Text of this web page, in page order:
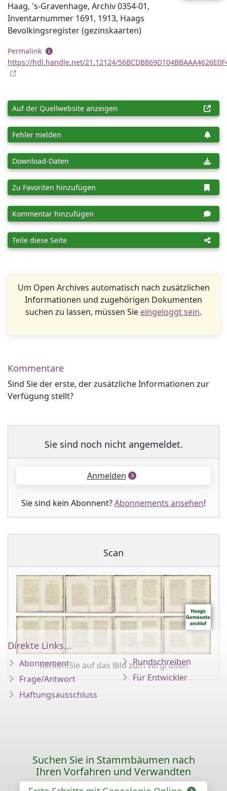
Haag, 's-Gravenhage, Archiv 0354-01,
Inventar­nummer 1691, 1913, Haags
Bevolkingsregister (gezinskaarten)
Permalink
https://hdl.handle.net/21.12124/
Auf der Quellwebsite anzeigen
Fehler melden
Download-Daten
Zu Favoriten hinzufügen
Kommentar hinzufügen
Teile diese Seite
Um Open Archives automatisch nach zusätzlichen
Informationen und zugehörigen Dokumenten
suchen zu lassen, müssen Sie eingeloggt sein.
Kommentare
Sind Sie der erste, der zusätzliche Informationen zur
Verfügung stellt?
Sie sind noch nicht angemeldet.
Anmelden
Sie sind kein Abonnent?Abonnements ansehen!
Scan
Klicken Sie auf das Bild zum vergrößen
Direkte Links...
Abonnement
Frage/Antwort
Haftungsausschluss
Rundschreiben
Für Entwickler
Suchen Sie in Stammbäumen nach
Ihren Vorfahren und Verwandten